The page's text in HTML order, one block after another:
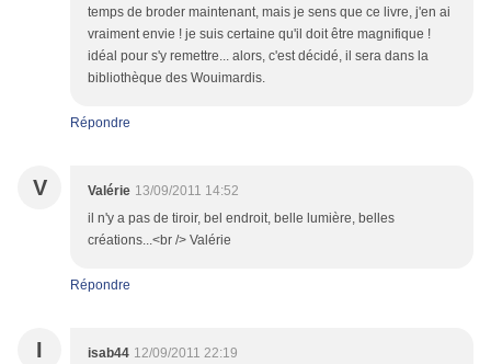
temps de broder maintenant, mais je sens que ce livre, j'en ai
vraiment envie ! je suis certaine qu'il doit être magnifique !
idéal pour s'y remettre... alors, c'est décidé, il sera dans la
bibliothèque des Wouimardis.
Répondre
V Valérie 13/09/2011 14:52
il n'y a pas de tiroir, bel endroit, belle lumière, belles
créations...<br /> Valérie
Répondre
I isab44 12/09/2011 22:19